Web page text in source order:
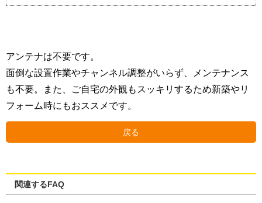
アンテナは不要です。
面倒な設置作業やチャンネル調整がいらず、メンテナンス
も不要。また、ご自宅の外観もスッキリするため新築やリ
フォーム時にもおススメです。
戻る
関連するFAQ